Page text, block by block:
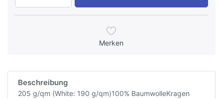
Merken
Beschreibung
205 g/qm (White: 190 g/qm)100% BaumwolleKragen